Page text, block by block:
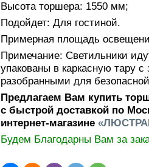
Высота торшера: 1550 мм;
Подойдет: Для гостиной.
Примерная площадь
Примечание: Светильники
упакованы в каркасную тару
разобранными для
Предлагаем Вам купить
с быстрой доставкой по
интернет-магазине
Будем Благодарны Вам за